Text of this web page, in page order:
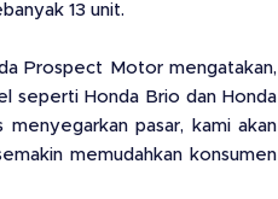
13 unit.
Prospect Motor mengatakan,
seperti Honda Brio dan Honda
pasar, kami akan
memudahkan konsumen